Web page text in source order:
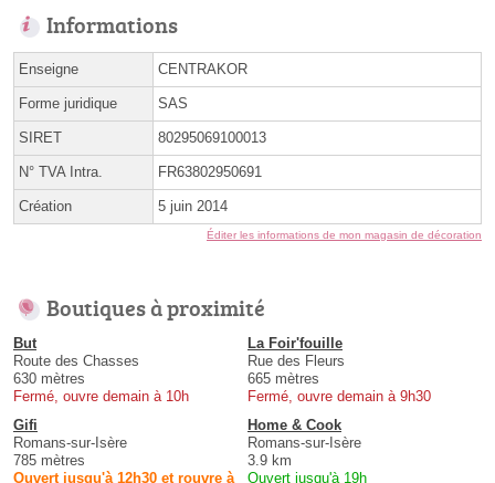
Informations
Enseigne CENTRAKOR
Forme juridique SAS
SIRET 80295069100013
N° TVA Intra. FR63802950691
Création 5 juin 2014
Éditer les informations de mon magasin de décoration
Boutiques à proximité
But
Route des Chasses
630 mètres
Fermé, ouvre demain à 10h
La Foir'fouille
Rue des Fleurs
665 mètres
Fermé, ouvre demain à 9h30
Gifi
Romans-sur-Isère
785 mètres
Ouvert jusqu'à 12h30 et rouvre à
Home & Cook
Romans-sur-Isère
3.9 km
Ouvert jusqu'à 19h